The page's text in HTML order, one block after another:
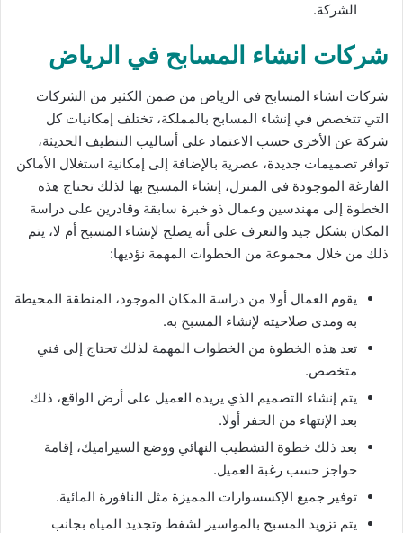
الشركة.
شركات انشاء المسابح في الرياض
شركات انشاء المسابح في الرياض من ضمن الكثير من الشركات
التي تتخصص في إنشاء المسابح بالمملكة، تختلف إمكانيات كل
شركة عن الأخرى حسب الاعتماد على أساليب التنظيف الحديثة،
توافر تصميمات جديدة، عصرية بالإضافة إلى إمكانية استغلال الأماكن
الفارغة الموجودة في المنزل، إنشاء المسبح بها لذلك تحتاج هذه
الخطوة إلى مهندسين وعمال ذو خبرة سابقة وقادرين على دراسة
المكان بشكل جيد والتعرف على أنه يصلح لإنشاء المسبح أم لا، يتم
ذلك من خلال مجموعة من الخطوات المهمة نؤديها:
يقوم العمال أولا من دراسة المكان الموجود، المنطقة المحيطة
به ومدى صلاحيته لإنشاء المسبح به.
تعد هذه الخطوة من الخطوات المهمة لذلك تحتاج إلى فني
متخصص.
يتم إنشاء التصميم الذي يريده العميل على أرض الواقع، ذلك
بعد الإنتهاء من الحفر أولا.
بعد ذلك خطوة التشطيب النهائي ووضع السيراميك، إقامة
حواجز حسب رغبة العميل.
توفير جميع الإكسسوارات المميزة مثل النافورة المائية.
يتم تزويد المسبح بالمواسير لشفط وتجديد المياه بجانب